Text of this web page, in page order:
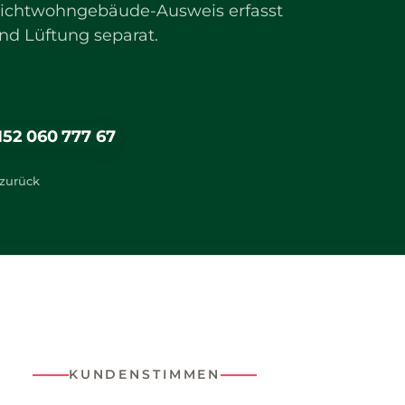
Ausweis erfasst
Lüftung separat.
060 777 67
KUNDENSTIMMEN